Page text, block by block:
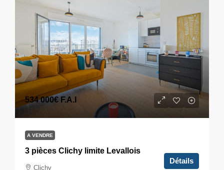
534 000€F.A.I
A VENDRE
3 pièces Clichy limite Levallois
Clichy
Détails